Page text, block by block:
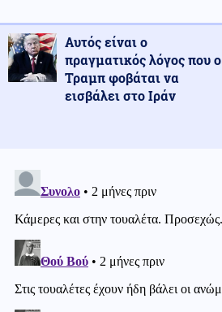
Αυτός είναι ο
πραγματικός λόγος που ο
Τραμπ φοβάται να
εισβάλει στο Ιράν